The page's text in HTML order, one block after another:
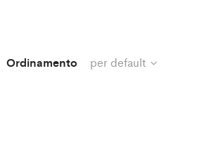
Ordinamento per default